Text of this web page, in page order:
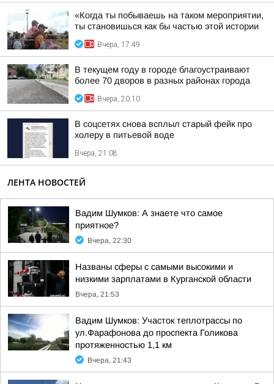
«Когда ты побываешь на таком мероприятии,
ты становишься как бы частью этой истории
Вчера, 17:49
В текущем году в городе благоустраивают
более 70 дворов в разных районах города
Вчера, 20:10
В соцсетях снова всплыл старый фейк про
холеру в питьевой воде
Вчера, 21:08
ЛЕНТА НОВОСТЕЙ
Вадим Шумков: А знаете что самое
приятное?
Вчера, 22:30
Названы сферы с самыми высокими и
низкими зарплатами в Курганской области
Вчера, 21:53
Вадим Шумков: Участок теплотрассы по
ул.Фарафонова до проспекта Голикова
протяженностью 1,1 км
Вчера, 21:43